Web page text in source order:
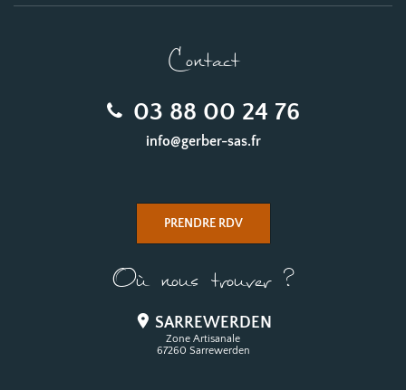
Contact
03 88 00 24 76
info@gerber-sas.fr
PRENDRE RDV
Où nous trouver ?
SARREWERDEN
Zone Artisanale
67260 Sarrewerden